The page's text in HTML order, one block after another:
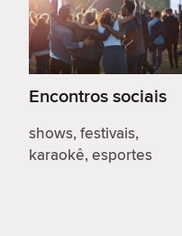
Encontros sociais
shows, festivais,
karaokê, esportes